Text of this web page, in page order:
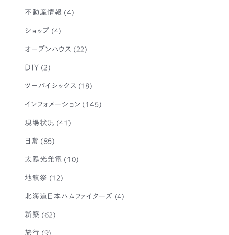
不動産情報 (4)
ショップ (4)
オープンハウス (22)
DIY (2)
ツーバイシックス (18)
インフォメーション (145)
現場状況 (41)
日常 (85)
太陽光発電 (10)
地鎮祭 (12)
北海道日本ハムファイターズ (4)
新築 (62)
旅行 (9)